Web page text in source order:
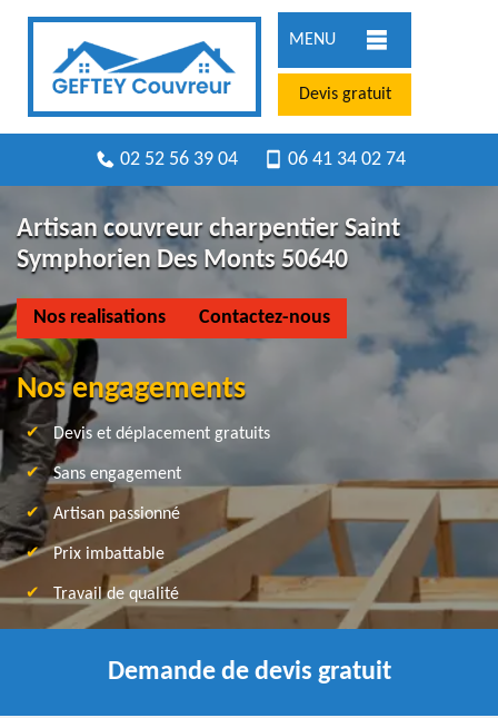
MENU
Devis gratuit
02 52 56 39 04 06 41 34 02 74
Artisan couvreur charpentier Saint
Symphorien Des Monts 50640
Nos realisations Contactez-nous
Nos engagements
Devis et déplacement gratuits
Sans engagement
Artisan passionné
Prix imbattable
Travail de qualité
Demande de devis gratuit